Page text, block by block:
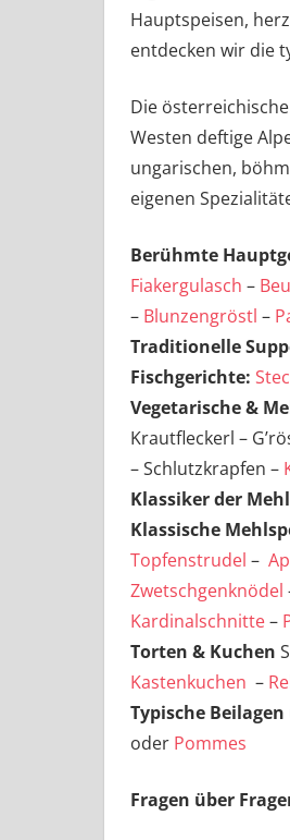
Hauptspeisen,
entdecken wir die
Die
Westen deftige
ungarischen,
eigenen
Berühmte
Fiakergulasch –
– Blunzengröstl –
Traditionelle
Fischgerichte:
Vegetarische &
Krautfleckerl –
– Schlutzkrapfen –
Klassiker der
Klassische
Topfenstrudel –
Zwetschgenknödel
Kardinalschnitte–
Torten & Kuchen
Kastenkuchen –
Typische
oder Pommes
Fragen über